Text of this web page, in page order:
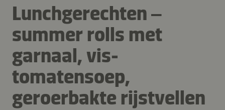
Lunchgerechten –
summer rolls met
garnaal, vis-
tomatensoep,
geroerbakte rijstvellen